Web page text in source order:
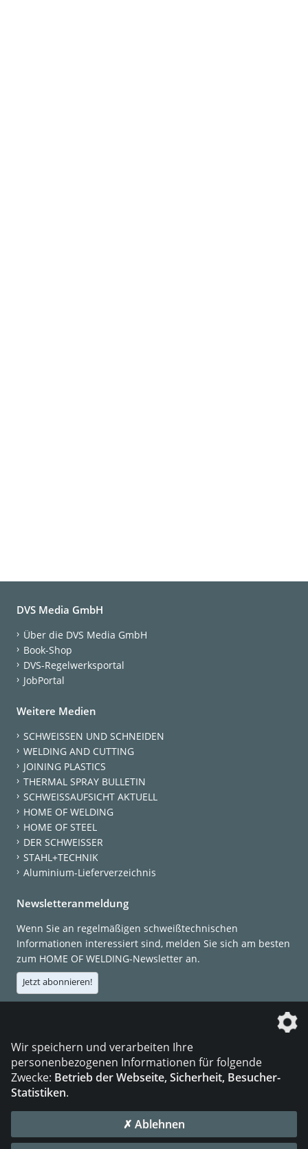
DVS Media GmbH
Über die DVS Media GmbH
Book-Shop
DVS-Regelwerksportal
JobPortal
Weitere Medien
SCHWEISSEN UND SCHNEIDEN
WELDING AND CUTTING
JOINING PLASTICS
THERMAL SPRAY BULLETIN
SCHWEISSAUFSICHT AKTUELL
HOME OF WELDING
HOME OF STEEL
DER SCHWEISSER
STAHL+TECHNIK
Aluminium-Lieferverzeichnis
Newsletteranmeldung
Wenn Sie an regelmäßigen schweißtechnischen
Informationen interessiert sind, melden Sie sich am besten
zum HOME OF WELDING-Newsletter an.
Jetzt abonnieren!
Die DVS Media GmbH ist ein Unternehmen der
Wir speichern und verarbeiten Ihre
personenbezogenen Informationen für folgende
Zwecke: Betrieb der Webseite, Sicherheit, Besucher-
Statistiken.
✗ Ablehnen